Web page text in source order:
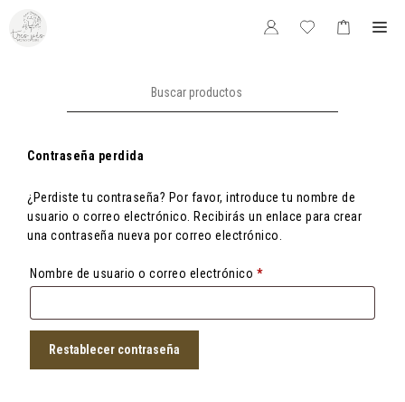
Saltar
contenido
Contraseña perdida
¿Perdiste tu contraseña? Por favor, introduce tu nombre de
usuario o correo electrónico. Recibirás un enlace para crear
una contraseña nueva por correo electrónico.
Nombre de usuario o correo electrónico *Obligatorio
Restablecer contraseña